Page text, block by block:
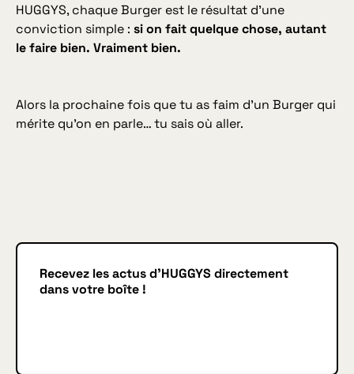
HUGGYS, chaque Burger est le résultat d'une
conviction simple : si on fait quelque chose, autant
le faire bien. Vraiment bien.
Alors la prochaine fois que tu as faim d'un Burger qui
mérite qu'on en parle… tu sais où aller.
Recevez les actus d'HUGGYS directement
dans votre boîte !